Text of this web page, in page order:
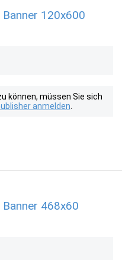
120x600
können, müssen Sie sich
anmelden
468x60